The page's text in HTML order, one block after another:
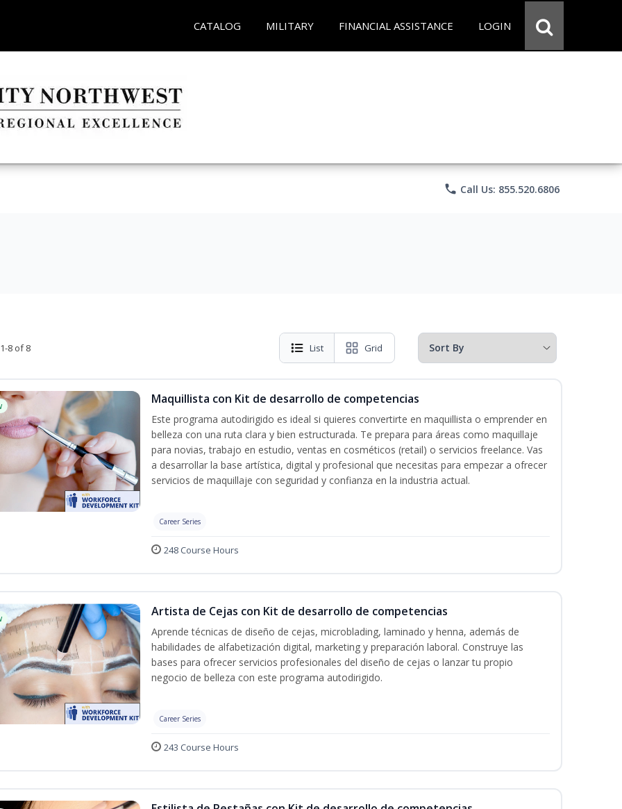
CATALOG MILITARY FINANCIAL ASSISTANCE LOGIN
phone Call Us: 855.520.6806
8 of 8 List Grid
Maquillista con Kit de desarrollo de competencias
Este programa autodirigido es ideal si quieres convertirte en maquillista o emprender en
belleza con una ruta clara y bien estructurada. Te prepara para áreas como maquillaje
para novias, trabajo en estudio, ventas en cosméticos (retail) o servicios freelance. Vas
a desarrollar la base artística, digital y profesional que necesitas para empezar a ofrecer
servicios de maquillaje con seguridad y confianza en la industria actual.
Career Series
248 Course Hours
Artista de Cejas con Kit de desarrollo de competencias
Aprende técnicas de diseño de cejas, microblading, laminado y henna, además de
habilidades de alfabetización digital, marketing y preparación laboral. Construye las
bases para ofrecer servicios profesionales del diseño de cejas o lanzar tu propio
negocio de belleza con este programa autodirigido.
Career Series
243 Course Hours